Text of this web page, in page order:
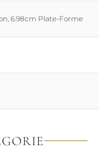
6.98cm Plate-Forme